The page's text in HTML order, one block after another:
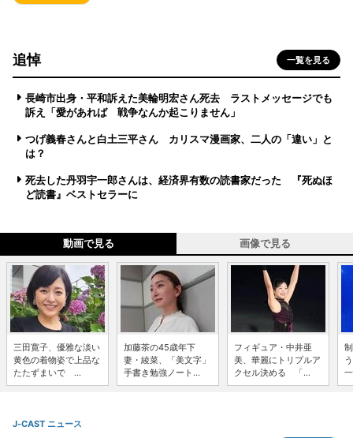
追悼 一覧を見る
長崎市出身・平和訴えた美輪明宏さん死去 ラストメッセージでも
訴え「愛があれば 戦争なんか起こりません」
つげ義春さんと白土三平さん カリスマ漫画家、二人の「違い」と
は？
死去した丹羽宇一郎さんは、経済界有数の読書家だった 『死ぬほ
ど読書』ベストセラーに
動画で見る 画像で見る
三田寛子、優雅な淡い
黄色の着物姿で上品な
たたずまいで ...
加藤茶の45歳年下
妻・綾菜、「美文字」
手書き勉強ノート...
フィギュア・中井亜
美、華麗にトリプルア
クセル決める 「...
J-CAST ニュース